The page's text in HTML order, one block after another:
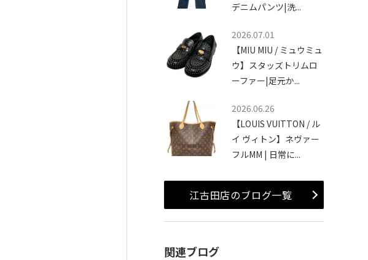
デニムパンツ|洗...
2026.07.01
【MIU MIU / ミュウミュ
ウ】スタッズトリムロ
ーファー|足元か...
2026.06.26
【LOUIS VUITTON / ル
イ ヴィトン】ネヴァー
フルMM | 日常に...
江古田店のブログ一覧
関連ブログ